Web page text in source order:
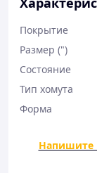
Покрытие
Размер (")
Состояние
Тип хомута
Форма
Напишите